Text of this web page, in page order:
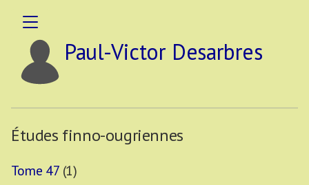
Paul-Victor Desarbres
Études finno-ougriennes
Tome 47 (1)